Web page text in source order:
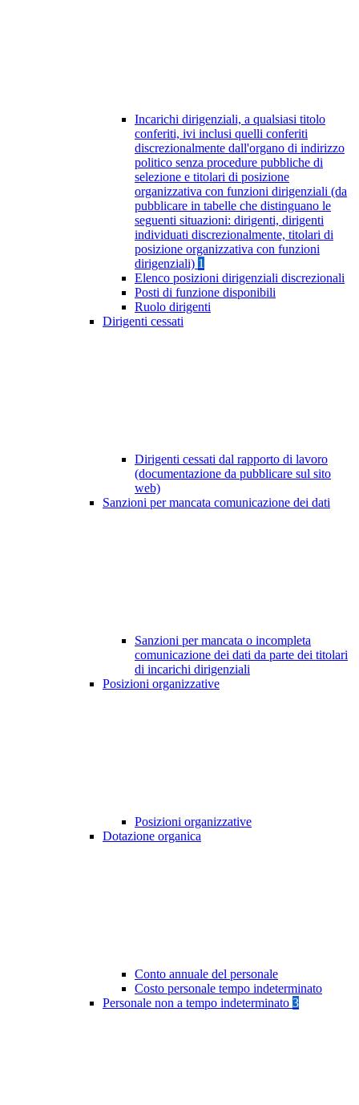
Incarichi dirigenziali, a qualsiasi titolo
conferiti, ivi inclusi quelli conferiti
discrezionalmente dall'organo di indirizzo
politico senza procedure pubbliche di
selezione e titolari di posizione
organizzativa con funzioni dirigenziali (da
pubblicare in tabelle che distinguano le
seguenti situazioni: dirigenti, dirigenti
individuati discrezionalmente, titolari di
posizione organizzativa con funzioni
dirigenziali) 1
Elenco posizioni dirigenziali discrezionali
Posti di funzione disponibili
Ruolo dirigenti
Dirigenti cessati
Dirigenti cessati dal rapporto di lavoro
(documentazione da pubblicare sul sito
web)
Sanzioni per mancata comunicazione dei dati
Sanzioni per mancata o incompleta
comunicazione dei dati da parte dei titolari
di incarichi dirigenziali
Posizioni organizzative
Posizioni organizzative
Dotazione organica
Conto annuale del personale
Costo personale tempo indeterminato
Personale non a tempo indeterminato 3